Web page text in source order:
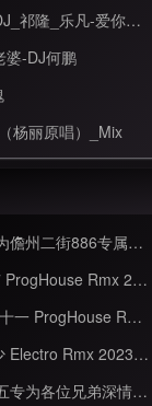
Wav_无损音乐_无损DJ_祁隆_乐凡-爱你一生_对唱情歌
婆-DJ何鹏
杨丽原唱）_Mix
DJ0898-私人定制-专为儋州二街886专属定制(中英文口水旋律节奏DJ串烧)
田震 - 红尘客栈(DJ57 ProgHouse Rmx 2023)
陈一发儿 - 童话镇(DJ十一 ProgHouse Rmx 2022)
Beyond - 长城(DJ七少 Electro Rmx 2023 粤语)
DJ0898-私人定制-龙五专为各位兄弟深情打造(中英文口水旋律节奏DJ串烧)